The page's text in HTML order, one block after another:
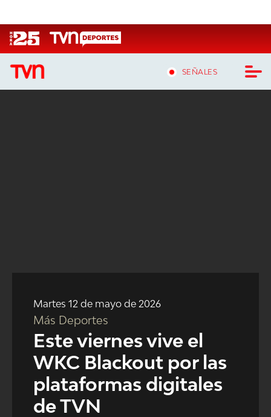
SEÑALES
ACTUALIDAD Y TENDENCIAS
CORPORATIVO Y TRANSPARENCIA
CANAL DE DENUNCIAS
ÁREA DE PROYECTOS
Martes 12 de mayo de 2026
Más Deportes
Este viernes vive el
WKC Blackout por las
plataformas digitales
de TVN